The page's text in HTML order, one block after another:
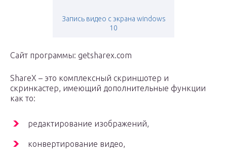
Запись видео с экрана windows
10
Сайт программы: getsharex.com
ShareX – это комплексный скриншотер и
скринкастер, имеющий дополнительные функции
как то:
редактирование изображений,
конвертирование видео,